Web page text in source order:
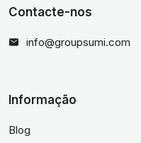
Contacte-nos
info@groupsumi.com
Informação
Blog